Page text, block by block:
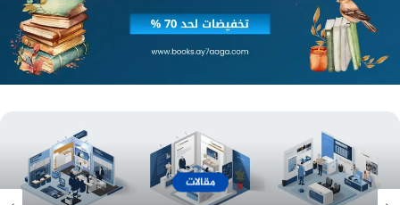
وأشار رئيس الوزراء إلى دور الشيخ الراحل في توجيه
أربطة التربية الاسلامية ومراكزها التعليمية والمهنية
بعد قيام الجمهورية اليمنية، وتأسيسه لـ16 رباطا و80
مركزا تعليميا في أنحاء الجمهورية.
أسعار وخدمات